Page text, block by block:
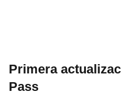
Primera
Pass